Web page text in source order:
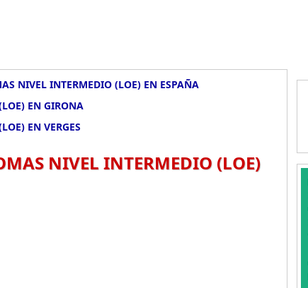
NIVEL INTERMEDIO (LOE) EN ESPAÑA
EN GIRONA
EN VERGES
NIVEL INTERMEDIO (LOE)